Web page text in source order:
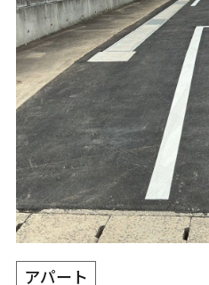
アパート